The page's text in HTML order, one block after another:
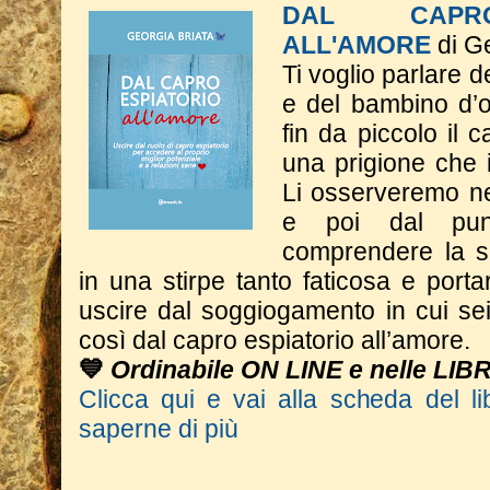
DAL
ALL'AMORE di
Ti voglio parlare
e del bambino
fin da piccolo il
una prigione che
Li osserveremo
e poi dal
comprendere la
in una stirpe tanto faticosa e
uscire dal soggiogamento in cui
così dal capro espiatorio all’amore.
💙 Ordinabile ON LINE e nelle
Clicca qui e vai alla scheda del
saperne di più